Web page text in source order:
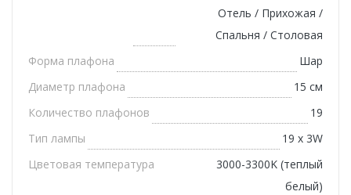
Отель / Прихожая /
Спальня / Столовая
Форма плафона
Шар
Диаметр плафона
15 см
Количество плафонов
19
Тип лампы
19 х 3W
Цветовая температура
3000-3300K (теплый
белый)